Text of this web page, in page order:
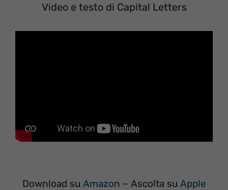
Video e testo di Capital Letters
Download su Amazon – Ascolta su Apple